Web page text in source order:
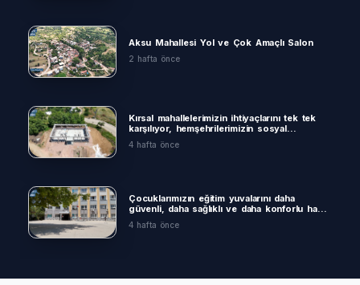
Aksu Mahallesi Yol ve Çok Amaçlı Salon
2 hafta önce
Kırsal mahallelerimizin ihtiyaçlarını tek tek
karşılıyor, hemşehrilerimizin sosyal
yaşamına değer katacak yatırımları hayata
geçiriyoruz
4 hafta önce
Çocuklarımızın eğitim yuvalarını daha
güvenli, daha sağlıklı ve daha konforlu hale
getiriyoruz.
4 hafta önce
Şoför kardeşlerimizin daha sağlıklı ve